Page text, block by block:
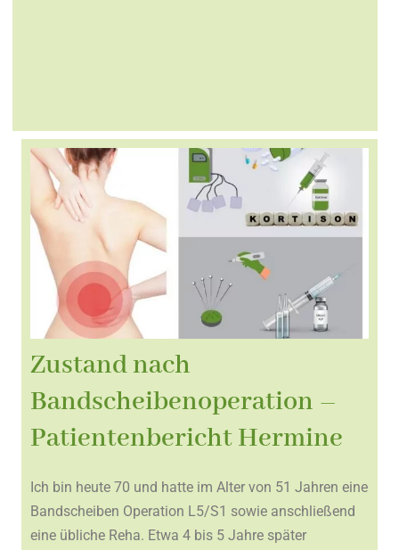
Zustand nach
Bandscheibenoperation –
Patientenbericht Hermine
Ich bin heute 70 und hatte im Alter von 51 Jahren eine
Bandscheiben Operation L5/S1 sowie anschließend
eine übliche Reha. Etwa 4 bis 5 Jahre später